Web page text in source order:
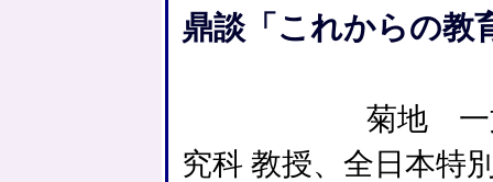
鼎談「これからの教
菊地 一文（弘
究科 教授、全日本特